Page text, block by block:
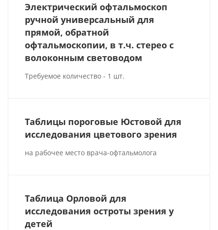
Электрический офтальмоскоп
ручной универсальный для
прямой, обратной
офтальмоскопии, в т.ч. стерео с
волоконным световодом
Требуемое количество - 1 шт.
Таблицы пороговые Юстовой для
исследования цветового зрения
на рабочее место врача-офтальмолога
Таблица Орловой для
исследования остроты зрения у
детей